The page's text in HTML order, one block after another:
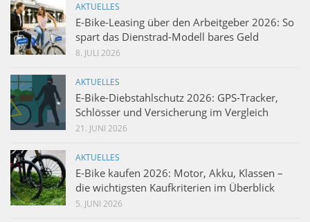
AKTUELLES
E-Bike-Leasing über den Arbeitgeber 2026: So
spart das Dienstrad-Modell bares Geld
8. JULI 2026
AKTUELLES
E-Bike-Diebstahlschutz 2026: GPS-Tracker,
Schlösser und Versicherung im Vergleich
21. JUNI 2026
AKTUELLES
E-Bike kaufen 2026: Motor, Akku, Klassen –
die wichtigsten Kaufkriterien im Überblick
5. JUNI 2026